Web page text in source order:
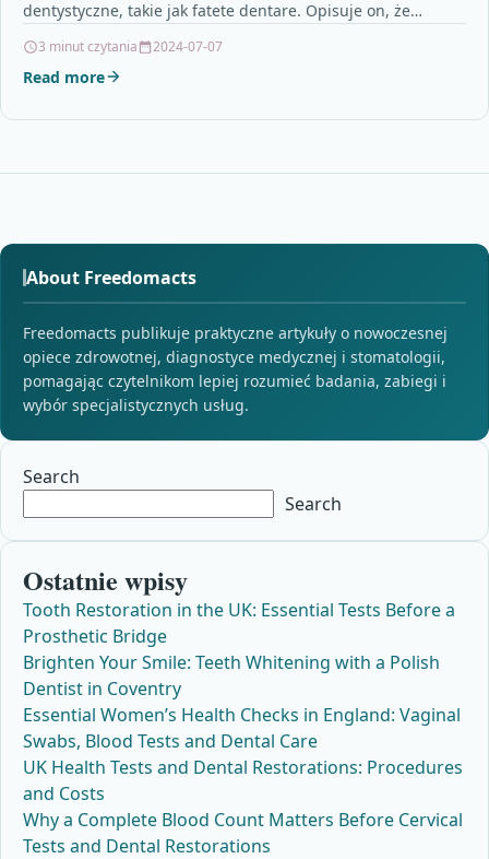
dentystyczne, takie jak fatete dentare. Opisuje on, że
3 minut czytania 2024-07-07
Read more
About Freedomacts
Freedomacts publikuje praktyczne artykuły o nowoczesnej
opiece zdrowotnej, diagnostyce medycznej i stomatologii,
pomagając czytelnikom lepiej rozumieć badania, zabiegi i
wybór specjalistycznych usług.
Search
Search
Ostatnie wpisy
Tooth Restoration in the UK: Essential Tests Before a
Prosthetic Bridge
Brighten Your Smile: Teeth Whitening with a Polish
Dentist in Coventry
Essential Women’s Health Checks in England: Vaginal
Swabs, Blood Tests and Dental Care
UK Health Tests and Dental Restorations: Procedures
and Costs
Why a Complete Blood Count Matters Before Cervical
Tests and Dental Restorations